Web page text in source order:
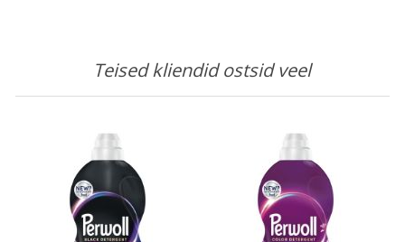
Teised kliendid ostsid veel